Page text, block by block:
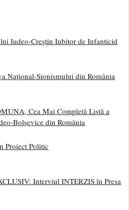
Iudeo-Creștin Iubitor de Infanticid
Național-Sionismului din România
Cea Mai Completă Listă a
Bolșevice din România
Proiect Politic
Interviul INTERZIS în Presa